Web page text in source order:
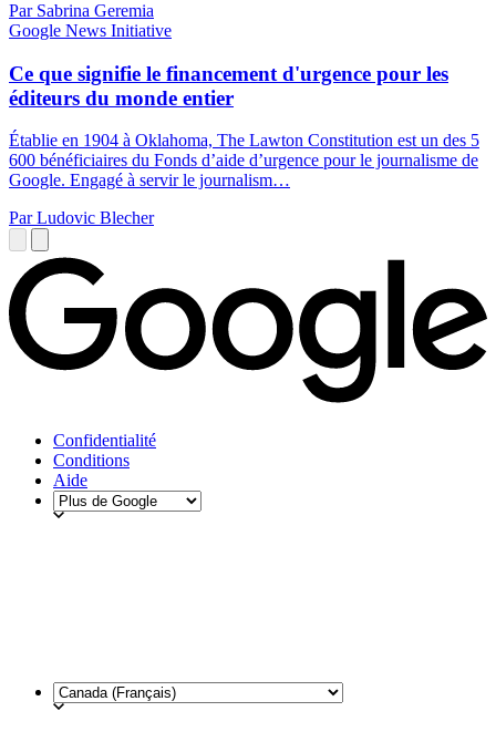
Par Sabrina Geremia
Google News Initiative
Ce que signifie le financement d'urgence pour les
éditeurs du monde entier
Établie en 1904 à Oklahoma, The Lawton Constitution est un des 5
600 bénéficiaires du Fonds d’aide d’urgence pour le journalisme de
Google. Engagé à servir le journalism…
Par Ludovic Blecher
Confidentialité
Conditions
Aide